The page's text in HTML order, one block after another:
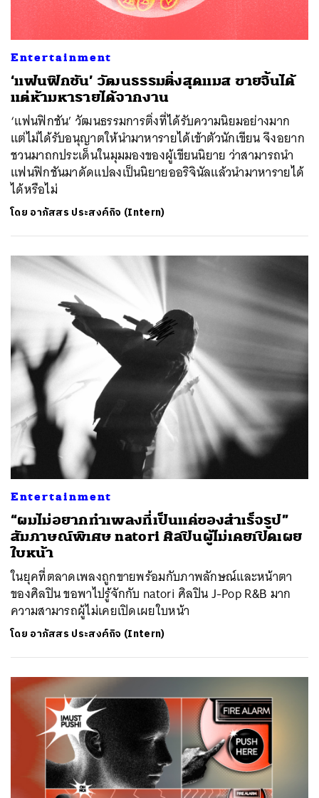
Entertainment
‘แฟนฟิกชัน’ วัฒนธรรมติ่งสุดแมส ขายจิ้นได้
แต่ห้ามหารายได้จากงาน
‘แฟนฟิกชัน’ วัฒนธรรมการติ่งที่ได้รับความนิยมอย่างมาก
แต่ไม่ได้รับอนุญาตให้นำมาหารายได้เข้าตัวนักเขียน จึงอยาก
ชวนมาถกประเด็นในมุมมองของผู้เขียนนิยาย ว่าสามารถนำ
แฟนฟิกชันมาดัดแปลงเป็นนิยายออริจินัลแล้วนำมาหารายได้
ได้หรือไม่
โดย อาภัสสร ประสงค์กิจ (Intern)
Entertainment
“ผมไม่อยากทำเพลงที่เป็นแค่ของสำเร็จรูป”
สัมภาษณ์พิเศษ natori ศิลปินผู้ไม่เคยเปิดเผย
ใบหน้า
ในยุคที่ตลาดเพลงถูกขายพร้อมกับภาพลักษณ์และหน้าตา
ของศิลปิน ขอพาไปรู้จักกับ natori ศิลปิน J-Pop R&B มาก
ความสามารถผู้ไม่เคยเปิดเผยใบหน้า
โดย อาภัสสร ประสงค์กิจ (Intern)